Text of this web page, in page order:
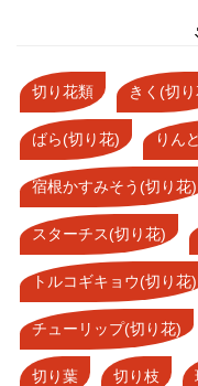
切り花類 きく(切
ばら(切り花) りん
宿根かすみそう(切り花)
スターチス(切り花)
トルコギキョウ(切り花)
チューリップ(切り花)
切り葉 切り枝